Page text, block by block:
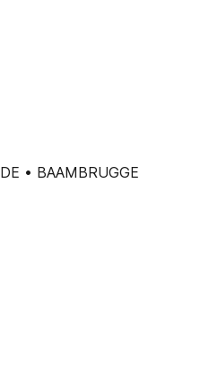
• BAAMBRUGGE